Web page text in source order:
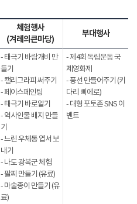
체험행사
(겨레의큰마당)
부대행사
- 태극기 바람개비 만
들기
- 캘리그라피 써주기
- 페이스페인팅
- 태극기 바로알기
- 역사인물 배지 만들
기
- 느린 우체통 엽서 보
내기
- 나도 광복군 체험
- 팔찌 만들기 (유료)
- 마술종이 만들기 (유
료)
- 제4회 독립운동 국
제영화제
- 풍선 만들어주기 (키
다리 삐에로)
- 대형 포토존 SNS 이
벤트